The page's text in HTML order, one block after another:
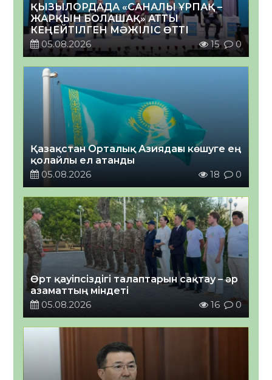
ҚЫЗЫЛОРДАДА «САНАЛЫ ҰРПАҚ –
ЖАРҚЫН БОЛАШАҚ» АТТЫ
КЕҢЕЙТІЛГЕН МӘЖІЛІС ӨТТІ
05.08.2026
15 0
Қазақстан Орталық Азиядағы көшуге ең
қолайлы ел атанды
05.08.2026
18 0
Өрт қауіпсіздігі талаптарын сақтау – әр
азаматтың міндеті
05.08.2026
16 0